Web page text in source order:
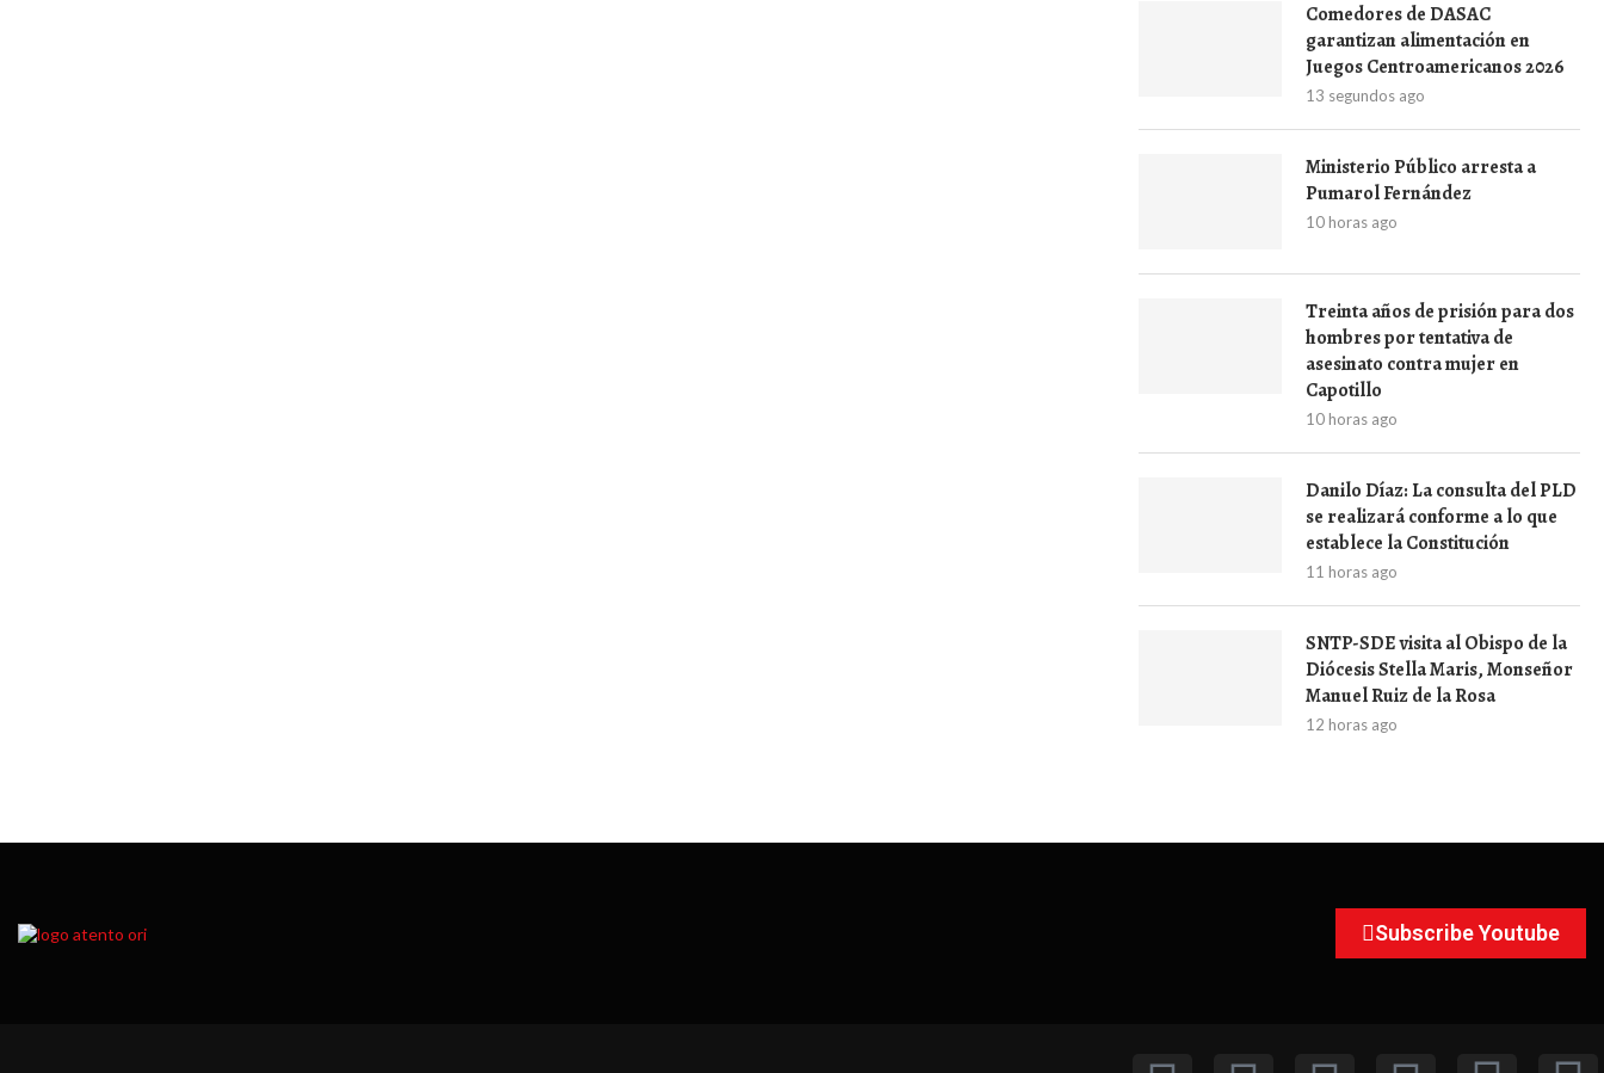
Comedores de DASAC
garantizan alimentación en
Juegos Centroamericanos 2026
13 segundos ago
Ministerio Público arresta a
Pumarol Fernández
10 horas ago
Treinta años de prisión para dos
hombres por tentativa de
asesinato contra mujer en
Capotillo
10 horas ago
Danilo Díaz: La consulta del PLD
se realizará conforme a lo que
establece la Constitución
11 horas ago
SNTP-SDE visita al Obispo de la
Diócesis Stella Maris, Monseñor
Manuel Ruiz de la Rosa
12 horas ago
Subscribe Youtube